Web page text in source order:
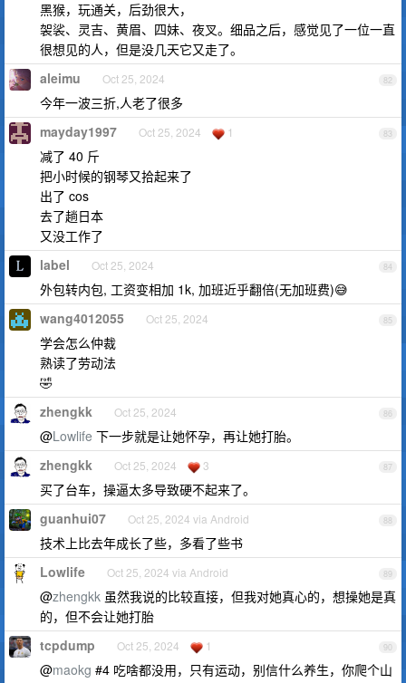
黑猴，玩通关，后劲很大，
袈裟、灵吉、黄眉、四妹、夜叉。细品之后，感觉见了一位一直
很想见的人，但是没几天它又走了。
82
aleimu Oct 25, 2024
今年一波三折,人老了很多
83
mayday1997 Oct 25, 2024 1
减了 40 斤
把小时候的钢琴又拾起来了
出了 cos
去了趟日本
又没工作了
84
label Oct 25, 2024
外包转内包, 工资变相加 1k, 加班近乎翻倍(无加班费)😅
85
wang4012055 Oct 25, 2024
学会怎么仲裁
熟读了劳动法
🤣
86
zhengkk Oct 25, 2024
@Lowlife 下一步就是让她怀孕，再让她打胎。
87
zhengkk Oct 25, 2024 3
买了台车，操逼太多导致硬不起来了。
88
guanhui07 Oct 25, 2024 via Android
技术上比去年成长了些，多看了些书
89
Lowlife Oct 25, 2024 via Android
@zhengkk 虽然我说的比较直接，但我对她真心的，想操她是真
的，但不会让她打胎
90
tcpdump Oct 25, 2024 1
@maokg #4 吃啥都没用，只有运动，别信什么养生，你爬个山